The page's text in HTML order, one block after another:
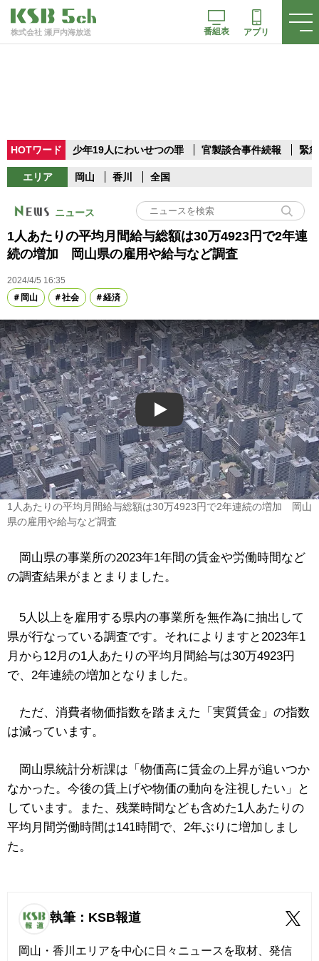
株式会社 瀬戸内海放送 番組表 アプリ
HOTワード 少年19人にわいせつの罪 官製談合事件続報 緊
エリア 岡山 香川 全国
ニュース
1人あたりの平均月間給与総額は30万4923円で2年連
続の増加 岡山県の雇用や給与など調査
2024/4/5 16:35
岡山
社会 経済
Play
1人あたりの平均月間給与総額は30万4923円で2年連続の増加 岡山
県の雇用や給与など調査
岡山県の事業所の2023年1年間の賃金や労働時間など
の調査結果がまとまりました。
5人以上を雇用する県内の事業所を無作為に抽出して
県が行なっている調査です。それによりますと2023年1
月から12月の1人あたりの平均月間給与は30万4923円
で、2年連続の増加となりました。
ただ、消費者物価指数を踏まえた「実質賃金」の指数
は減っています。
岡山県統計分析課は「物価高に賃金の上昇が追いつか
なかった。今後の賃上げや物価の動向を注視したい」と
しています。また、残業時間なども含めた1人あたりの
平均月間労働時間は141時間で、2年ぶりに増加しまし
た。
執筆：KSB報道
岡山・香川エリアを中心に日々ニュースを取材、発信